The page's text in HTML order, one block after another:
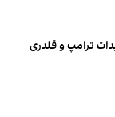
ترامپ و قلدری